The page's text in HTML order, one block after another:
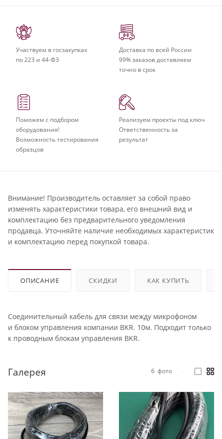
Участвуем в госзакупках
по 223 и 44-ФЗ
Доставка по всей России
99% заказов доставляем
точно в срок
Поможем с подбором
оборудования!
Возможность тестирования
образцов
Реализуем проекты под ключ
Ответственность за
результат
Внимание! Производитель оставляет за собой право
изменять характеристики товара, его внешний вид и
комплектацию без предварительного уведомления
продавца. Уточняйте наличие необходимых характеристик
и комплектацию перед покупкой товара.
ОПИСАНИЕ СКИДКИ КАК КУПИТЬ
Соединительный кабель для связи между микрофоном
и блоком управления компании BKR. 10м. Подходит только
к проводным блокам управления BKR.
Галерея 6 фото